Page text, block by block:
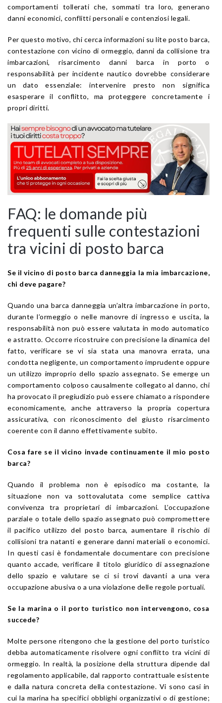
comportamenti tollerati che, sommati tra loro, generano
danni economici, conflitti personali e contenziosi legali.
Per questo motivo, chi cerca informazioni su lite posto barca,
contestazione con vicino di ormeggio, danni da collisione tra
imbarcazioni, risarcimento danni barca in porto o
responsabilità per incidente nautico dovrebbe considerare
un dato essenziale: intervenire presto non significa
esasperare il conflitto, ma proteggere concretamente i
propri diritti.
FAQ: le domande più
frequenti sulle contestazioni
tra vicini di posto barca
Se il vicino di posto barca danneggia la mia imbarcazione,
chi deve pagare?
Quando una barca danneggia un’altra imbarcazione in porto,
durante l’ormeggio o nelle manovre di ingresso e uscita, la
responsabilità non può essere valutata in modo automatico
e astratto. Occorre ricostruire con precisione la dinamica del
fatto, verificare se vi sia stata una manovra errata, una
condotta negligente, un comportamento imprudente oppure
un utilizzo improprio dello spazio assegnato. Se emerge un
comportamento colposo causalmente collegato al danno, chi
ha provocato il pregiudizio può essere chiamato a rispondere
economicamente, anche attraverso la propria copertura
assicurativa, con riconoscimento del giusto risarcimento
coerente con il danno effettivamente subito.
Cosa fare se il vicino invade continuamente il mio posto
barca?
Quando il problema non è episodico ma costante, la
situazione non va sottovalutata come semplice cattiva
convivenza tra proprietari di imbarcazioni. L’occupazione
parziale o totale dello spazio assegnato può compromettere
il pacifico utilizzo del posto barca, aumentare il rischio di
collisioni tra natanti e generare danni materiali o economici.
In questi casi è fondamentale documentare con precisione
quanto accade, verificare il titolo giuridico di assegnazione
dello spazio e valutare se ci si trovi davanti a una vera
occupazione abusiva o a una violazione delle regole portuali.
Se la marina o il porto turistico non intervengono, cosa
succede?
Molte persone ritengono che la gestione del porto turistico
debba automaticamente risolvere ogni conflitto tra vicini di
ormeggio. In realtà, la posizione della struttura dipende dal
regolamento applicabile, dal rapporto contrattuale esistente
e dalla natura concreta della contestazione. Vi sono casi in
cui la marina ha specifici obblighi organizzativi o di gestione;